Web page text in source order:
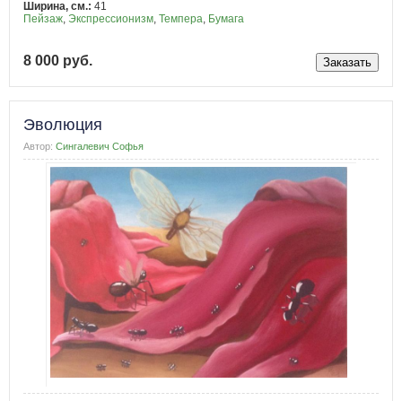
Ширина, см.: 41
Пейзаж, Экспрессионизм, Темпера, Бумага
8 000 руб.
Эволюция
Автор: Сингалевич Софья